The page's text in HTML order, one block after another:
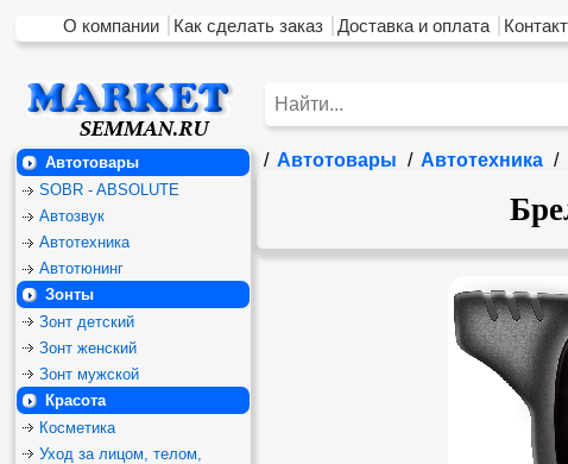
О компании Как сделать заказ Доставка и оплата
Автотовары
SOBR - ABSOLUTE
Автозвук
Автотехника
Автотюнинг
Зонты
Зонт детский
Зонт женский
Зонт мужской
Красота
Косметика
Уход за лицом, телом,
/ Автотовары / Автотехника /